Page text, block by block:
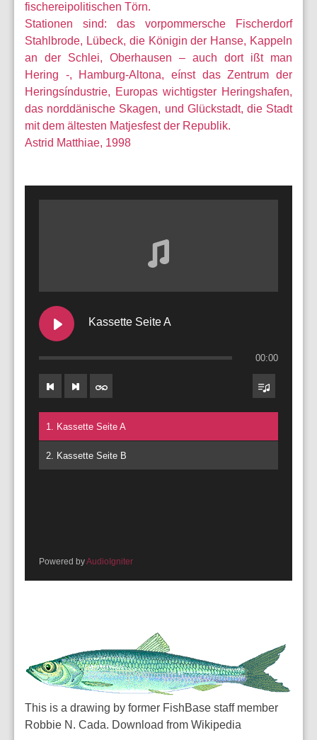
fischereipolitischen Törn.
Stationen sind: das vorpommersche Fischerdorf
Stahlbrode, Lübeck, die Königin der Hanse, Kappeln
an der Schlei, Oberhausen – auch dort ißt man
Hering -, Hamburg-Altona, eínst das Zentrum der
Heringsíndustrie, Europas wichtigster Heringshafen,
das norddänische Skagen, und Glückstadt, die Stadt
mit dem ältesten Matjesfest der Republik.
Astrid Matthiae, 1998
Kassette Seite A
00:00
1. Kassette Seite A
2. Kassette Seite B
Powered byAudioIgniter
This is a drawing by former FishBase staff member
Robbie N. Cada. Download from Wikipedia